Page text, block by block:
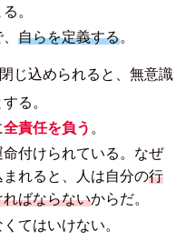
。
、自らを定義する。
じ込められると、無意識
る。
全責任を負う 。
付けられている。なぜ
れると、人は自分の行
ばならないからだ。
てはいけない。